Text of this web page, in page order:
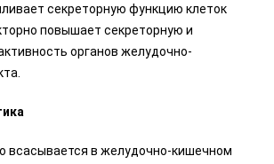
секреторную функцию клеток
повышает секреторную и
органов желудочно-
всасывается в желудочно-кишечном